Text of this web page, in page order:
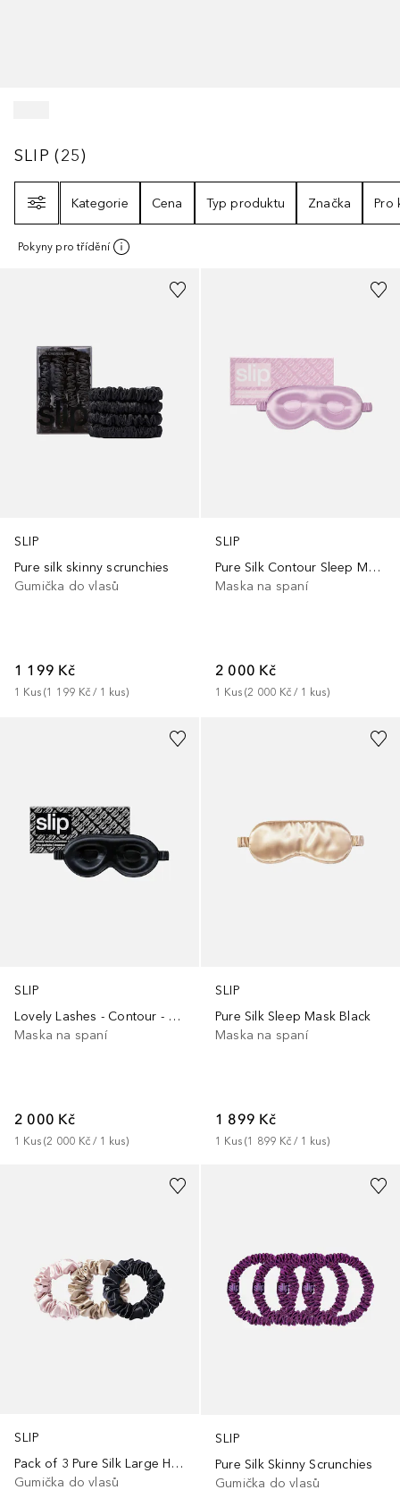
SLIP25
SLIP (25)
Kategorie
Cena Typ produktu Značka Pro
Pokyny pro třídění
SLIP
Pure silk skinny scrunchies
Gumička do vlasů
1 199 Kč
1 Kus (1 199 Kč / 1 kus)
+4
SLIP
Pure Silk Contour Sleep Mask
Maska na spaní
2 000 Kč
1 Kus (2 000 Kč / 1 kus)
SLIP
Lovely Lashes - Contour - Black
Maska na spaní
2 000 Kč
1 Kus (2 000 Kč / 1 kus)
SLIP
Pure Silk Sleep Mask Black
Maska na spaní
1 899 Kč
1 Kus (1 899 Kč / 1 kus)
SLIP
Pack of 3 Pure Silk Large Hair Scrunchies Midnight
Gumička do vlasů
SLIP
Pure Silk Skinny Scrunchies
Gumička do vlasů